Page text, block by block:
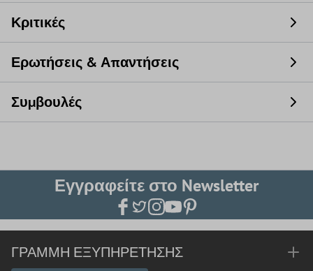
Κριτικές
Ερωτήσεις & Απαντήσεις
Συμβουλές
Εγγραφείτε στο Newsletter
ΓΡΑΜΜΉ ΕΞΥΠΗΡΈΤΗΣΗΣ